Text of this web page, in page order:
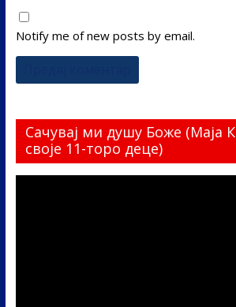
Notify me of new posts by email.
Сачувај ми душу Боже (Маја
своје 11-торо деце)